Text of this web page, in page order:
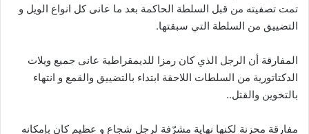
تمت تصفيته من قبل السلطة الحاكمة بعد ما عانى كل انواع الويل و
التضييق من السلطة التي سبقتها.
المفارقة أن الرجل الذي كان رمزا للديمقراطية عانى جميع ويلات
الدكتاتورية من السلطات اللاحقة ابتداء بالتضييق والقمع و انتهاء
بالتخوين والقتل..
مفارقة محزنة لكنها نهاية مشرّفة لرجل شجاع و عظيم كان بإمكانه